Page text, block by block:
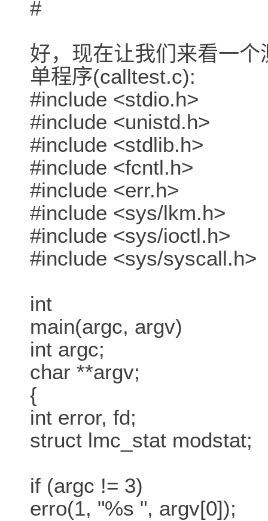
#
好，现在让我们来看一
单程序(calltest.c):
#include <stdio.h>
#include <unistd.h>
#include <stdlib.h>
#include <fcntl.h>
#include <err.h>
#include <sys/lkm.h>
#include <sys/ioctl.h>
#include <sys/syscall.h>
int
main(argc, argv)
int argc;
char **argv;
{
int error, fd;
struct lmc_stat modstat;
if (argc != 3)
erro(1, "%s ", argv[0]);